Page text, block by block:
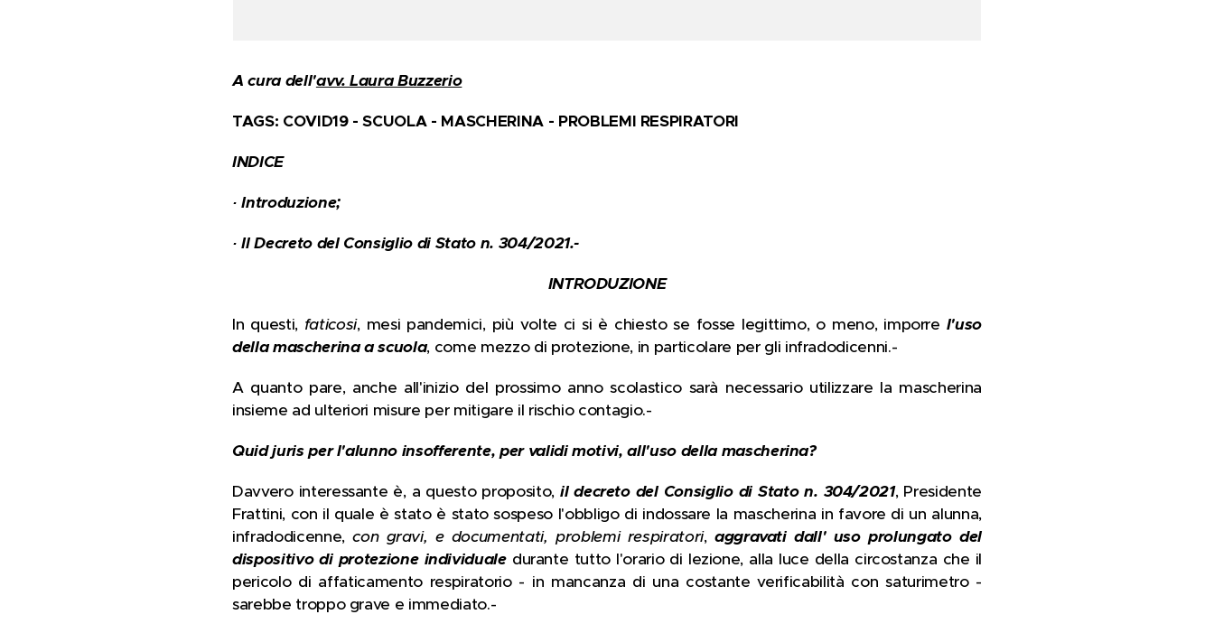
A cura dell'avv. Laura Buzzerio
TAGS: COVID19 - SCUOLA - MASCHERINA - PROBLEMI RESPIRATORI
INDICE
·Introduzione;
·Il Decreto del Consiglio di Stato n. 304/2021.-
INTRODUZIONE
In questi, faticosi, mesi pandemici, più volte ci si è chiesto se fosse legittimo, o meno, imporre l'uso
della mascherina a scuola, come mezzo di protezione, in particolare per gli infradodicenni.-
A quanto pare, anche all'inizio del prossimo anno scolastico sarà necessario utilizzare la mascherina
insieme ad ulteriori misure per mitigare il rischio contagio.-
Quid juris per l'alunno insofferente, per validi motivi, all'uso della mascherina?
Davvero interessante è, a questo proposito, il decreto del Consiglio di Stato n. 304/2021, Presidente
Frattini, con il quale è stato è stato sospeso l'obbligo di indossare la mascherina in favore di un alunna,
infradodicenne,con gravi, e documentati, problemi respiratori, aggravati dall' uso prolungato del
dispositivo di protezione individualedurante tutto l'orario di lezione, alla luce della circostanza che il
pericolo di affaticamento respiratorio - in mancanza di una costante verificabilità con saturimetro -
sarebbe troppo grave e immediato.-